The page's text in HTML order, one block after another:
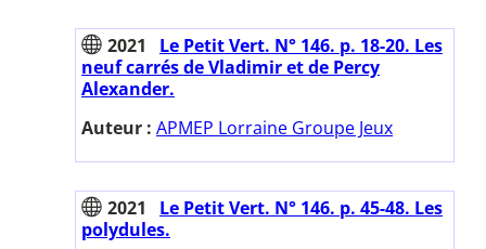
2021
Le Petit Vert. N° 146. p. 18-20. Les
neuf carrés de Vladimir et de Percy
Alexander.
Auteur : APMEP Lorraine Groupe Jeux
2021
Le Petit Vert. N° 146. p. 45-48. Les
polydules.